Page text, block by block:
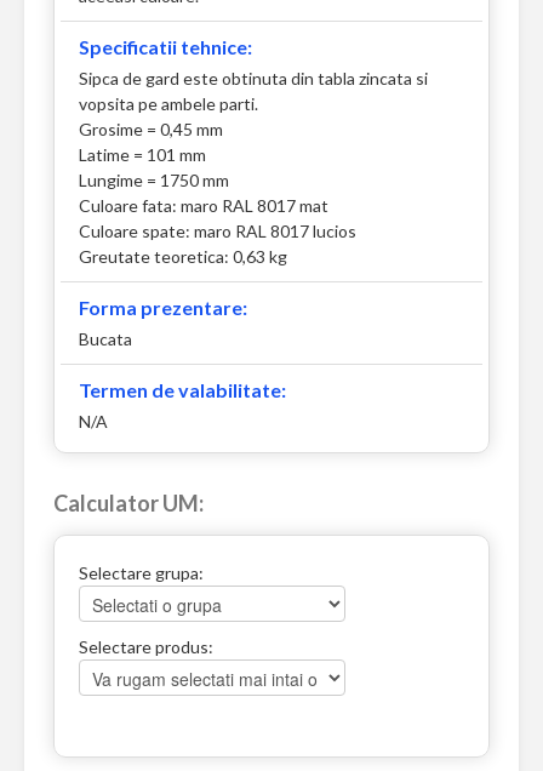
Specificatii tehnice:
Sipca de gard este obtinuta din tabla zincata si
vopsita pe ambele parti.
Grosime = 0,45 mm
Latime = 101 mm
Lungime = 1750 mm
Culoare fata: maro RAL 8017 mat
Culoare spate: maro RAL 8017 lucios
Greutate teoretica: 0,63 kg
Forma prezentare:
Bucata
Termen de valabilitate:
N/A
Calculator UM:
Selectare grupa:
Selectare produs: